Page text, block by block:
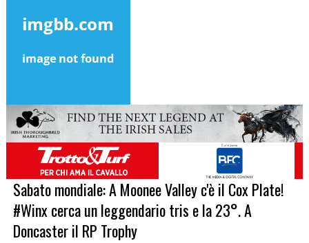
Sabato mondiale: A Moonee Valley c'è il Cox Plate!
#Winx cerca un leggendario tris e la 23°. A
Doncaster il RP Trophy